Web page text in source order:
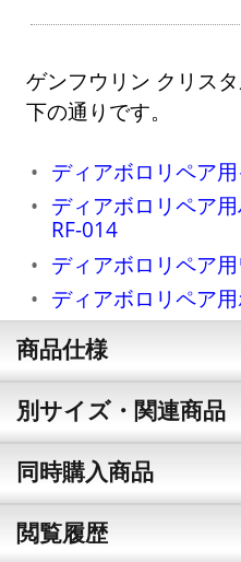
ゲンフウリン クリス
下の通りです。
ディアボロリペア
ディアボロリペア
RF-014
ディアボロリペア
ディアボロリペア
商品仕様
別サイズ・関連商品
同時購入商品
閲覧履歴